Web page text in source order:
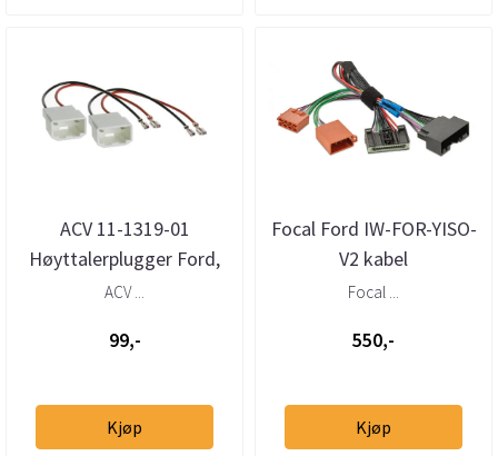
ACV 11-1319-01
Høyttalerplugger Ford,
Jaguar, Mazdda 2005-->
ACV ...
99,-
Kjøp
Focal Ford IW-FOR-YISO-
V2 kabel
Focal ...
550,-
Kjøp